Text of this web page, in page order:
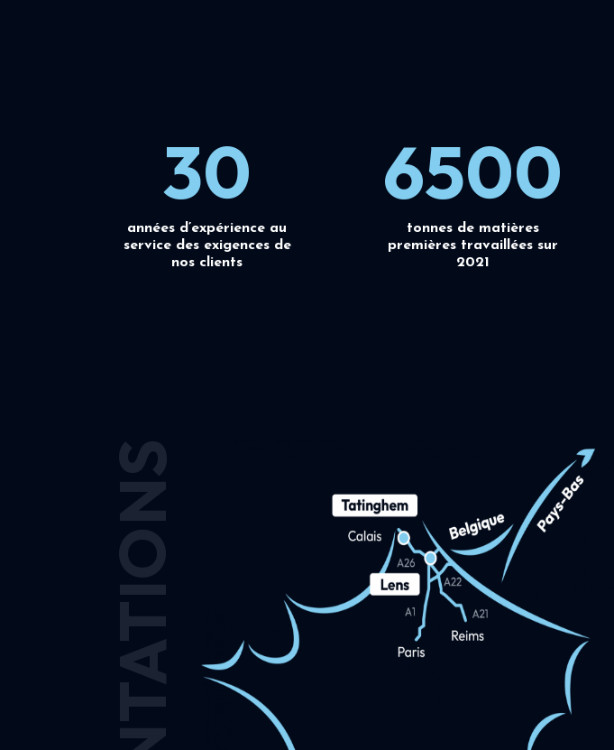
30
années d’expérience au
service des exigences de
nos clients
6500
tonnes de matières
premières travaillées sur
2021